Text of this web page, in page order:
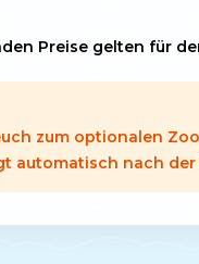
Preise gelten für
zum optionalen
automatisch nach der